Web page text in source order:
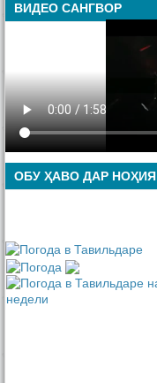
ВИДЕО САНГВОР
ОБУ ҲАВО ДАР НОҲИЯ